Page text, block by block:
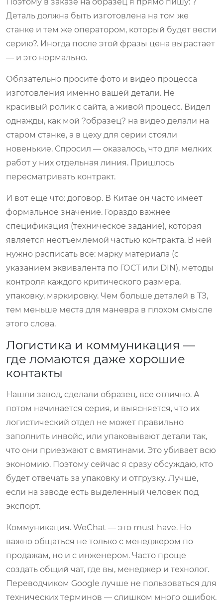
Деталь должна быть изготовлена на том же
станке и тем же оператором, который будет вести
серию?. Иногда после этой фразы цена вырастает
— и это нормально.
Обязательно просите фото и видео процесса
изготовления именно вашей детали. Не
красивый ролик с сайта, а живой процесс. Видел
однажды, как мой ?образец? на видео делали на
старом станке, а в цеху для серии стояли
новенькие. Спросил — оказалось, что для мелких
работ у них отдельная линия. Пришлось
пересматривать контракт.
И вот еще что: договор. В Китае он часто имеет
формальное значение. Гораздо важнее
спецификация (техническое задание), которая
является неотъемлемой частью контракта. В ней
нужно расписать все: марку материала (с
указанием эквивалента по ГОСТ или DIN), методы
контроля каждого критического размера,
упаковку, маркировку. Чем больше деталей в ТЗ,
тем меньше места для маневра в плохом смысле
этого слова.
Логистика и коммуникация —
где ломаются даже хорошие
контакты
Нашли завод, сделали образец, все отлично. А
потом начинается серия, и выясняется, что их
логистический отдел не может правильно
заполнить инвойс, или упаковывают детали так,
что они приезжают с вмятинами. Это убивает всю
экономию. Поэтому сейчас я сразу обсуждаю, кто
будет отвечать за упаковку и отгрузку. Лучше,
если на заводе есть выделенный человек под
экспорт.
Коммуникация. WeChat — это must have. Но
важно общаться не только с менеджером по
продажам, но и с инженером. Часто проще
создать общий чат, где вы, менеджер и технолог.
Переводчиком Google лучше не пользоваться для
технических терминов — слишком много ошибок.